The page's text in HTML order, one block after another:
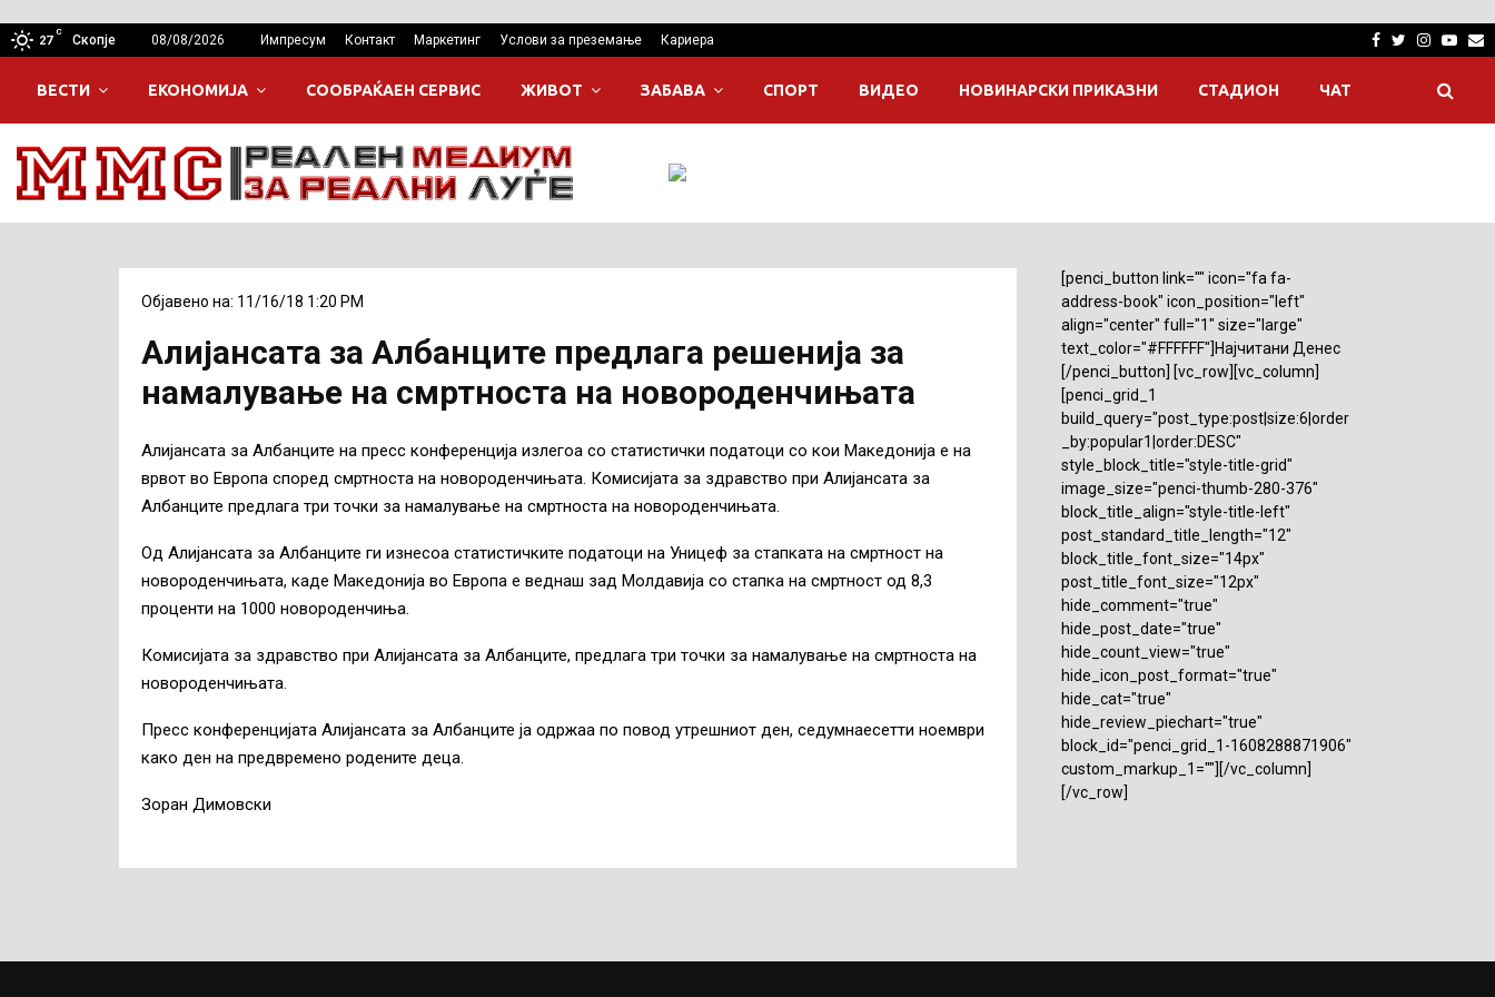
27
C
Скопје 08/08/2026 Импресум Контакт Маркетинг Услови за преземање Кариера Facebook
Twitter
ВЕСТИ ЕКОНОМИЈА СООБРАЌАЕН СЕРВИС ЖИВОТ ЗАБАВА СПОРТ ВИДЕО НОВИНАРСКИ ПРИКАЗНИ СТАДИОН ЧАТ
Објавено на: 11/16/18 1:20 PM
Алијансата за Албанците предлага решенија за
намалување на смртноста на новороденчињата
Алијансата за Албанците на пресс конференција излегоа со статистички податоци со кои Македонија е на
врвот во Европа според смртноста на новороденчињата. Комисијата за здравство при Алијансата за
Албанците предлага три точки за намалување на смртноста на новороденчињата.
Од Алијансата за Албанците ги изнесоа статистичките податоци на Уницеф за стапката на смртност на
новороденчињата, каде Македонија во Европа е веднаш зад Молдавија со стапка на смртност од 8,3
проценти на 1000 новороденчиња.
Комисијата за здравство при Алијансата за Албанците, предлага три точки за намалување на смртноста на
новороденчињата.
Пресс конференцијата Алијансата за Албанците ја одржаа по повод утрешниот ден, седумнаесетти ноември
како ден на предвремено родените деца.
Зоран Димовски
[penci_button link="" icon="fa fa-
address-book" icon_position="left"
align="center" full="1" size="large"
text_color="#FFFFFF"]Најчитани Денес
[/penci_button] [vc_row][vc_column]
[penci_grid_1
build_query="post_type:post|size:6|order
_by:popular1|order:DESC"
style_block_title="style-title-grid"
image_size="penci-thumb-280-376"
block_title_align="style-title-left"
post_standard_title_length="12"
block_title_font_size="14px"
post_title_font_size="12px"
hide_comment="true"
hide_post_date="true"
hide_count_view="true"
hide_icon_post_format="true"
hide_cat="true"
hide_review_piechart="true"
block_id="penci_grid_1-1608288871906"
custom_markup_1=""][/vc_column]
[/vc_row]